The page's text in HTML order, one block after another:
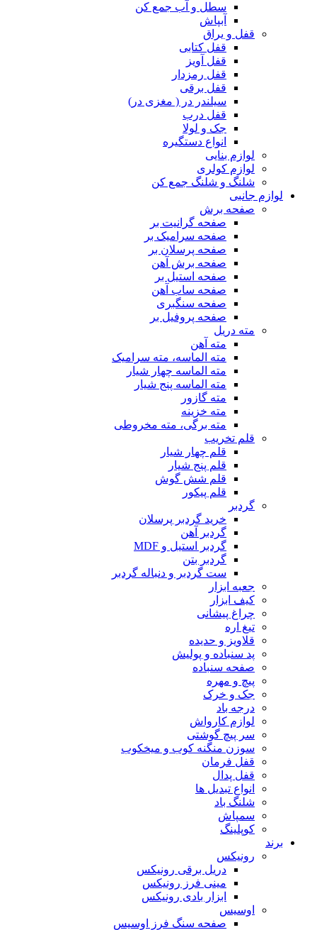
سطل و آب جمع کن
آبپاش
قفل و یراق
قفل کتابی
قفل آویز
قفل رمزدار
قفل برقی
سیلندر در ( مغزی در)
قفل درب
جک و لولا
انواع دستگیره
لوازم بنایی
لوازم کولری
شلنگ و شلنگ جمع کن
لوازم جانبی
صفحه برش
صفحه گرانیت بر
صفحه سرامیک بر
صفحه پرسلان بر
صفحه برش آهن
صفحه استیل بر
صفحه ساب آهن
صفحه سنگبری
صفحه پروفیل بر
مته دریل
مته آهن
مته الماسه، مته سرامیک
مته الماسه چهار شیار
مته الماسه پنج شیار
مته گازور
مته خزینه
مته برگی، مته مخروطی
قلم تخریب
قلم چهار شیار
قلم پنج شیار
قلم شش گوش
قلم پیکور
گردبر
خرید گردبر پرسلان
گردبر آهن
گردبر استیل و MDF
گردبر بتن
ست گردبر و دنباله گردبر
جعبه ابزار
کیف ابزار
چراغ پیشانی
تیغ اره
قلاویز و حدیده
پد سنباده و پولیش
صفحه سنباده
پیچ و مهره
جک و خرک
درجه باد
لوازم کارواش
سر پیچ گوشتی
سوزن منگنه کوب و میخکوب
قفل فرمان
قفل پدال
انواع تبدیل ها
شلنگ باد
سمپاش
کوپلینگ
برند
رونیکس
دریل برقی رونیکس
مینی فرز رونیکس
ابزار بادی رونیکس
اوسیس
صفحه سنگ فرز اوسیس